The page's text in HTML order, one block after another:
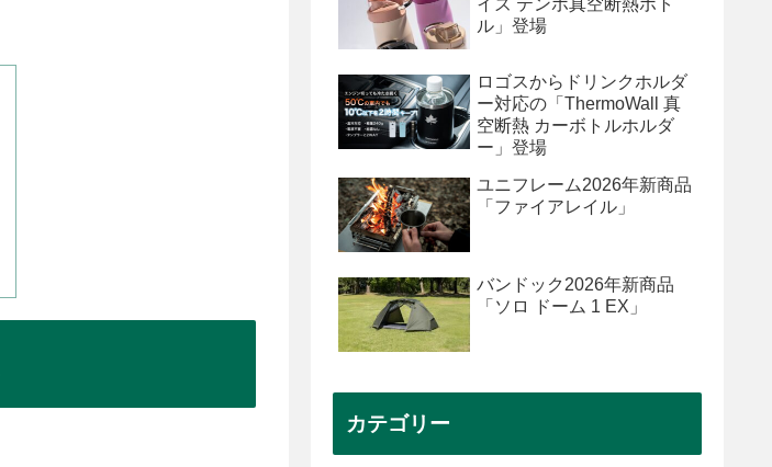
イズ テンポ真空断熱ボト
ル」登場
ロゴスからドリンクホルダ
ー対応の「ThermoWall 真
空断熱 カーボトルホルダ
ー」登場
ユニフレーム2026年新商品
「ファイアレイル」
バンドック2026年新商品
「ソロ ドーム 1 EX」
カテゴリー